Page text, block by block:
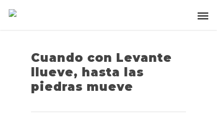
Cuando con Levante
llueve, hasta las
piedras mueve